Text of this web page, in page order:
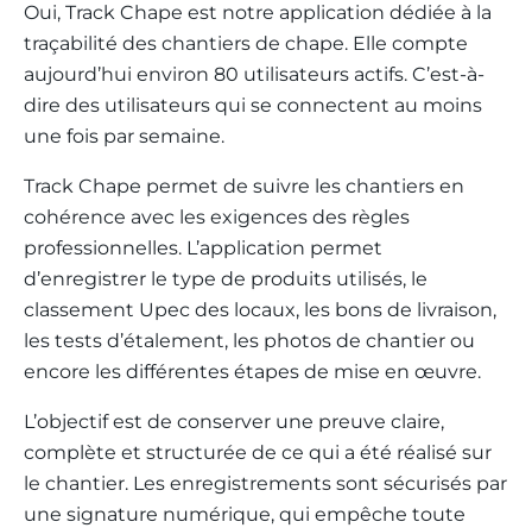
Oui, Track Chape est notre application dédiée à la
traçabilité des chantiers de chape. Elle compte
aujourd’hui environ 80 utilisateurs actifs. C’est-à-
dire des utilisateurs qui se connectent au moins
une fois par semaine.
Track Chape permet de suivre les chantiers en
cohérence avec les exigences des règles
professionnelles. L’application permet
d’enregistrer le type de produits utilisés, le
classement Upec des locaux, les bons de livraison,
les tests d’étalement, les photos de chantier ou
encore les différentes étapes de mise en œuvre.
L’objectif est de conserver une preuve claire,
complète et structurée de ce qui a été réalisé sur
le chantier. Les enregistrements sont sécurisés par
une signature numérique, qui empêche toute